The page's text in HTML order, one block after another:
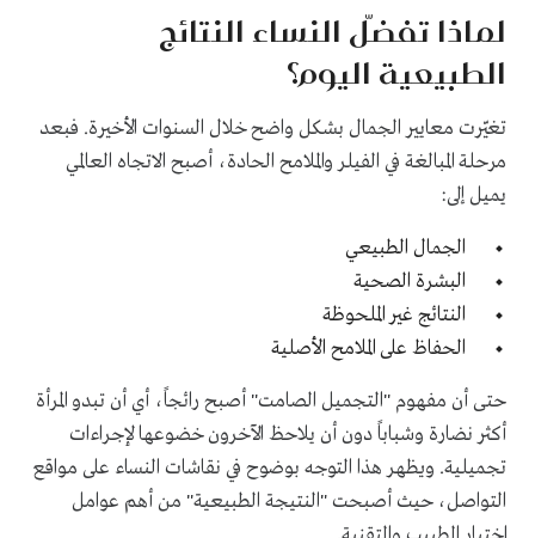
لماذا تفضّل النساء النتائج
الطبيعية اليوم؟
تغيّرت معايير الجمال بشكل واضح خلال السنوات الأخيرة. فبعد
مرحلة المبالغة في الفيلر والملامح الحادة، أصبح الاتجاه العالمي
يميل إلى:
الجمال الطبيعي
البشرة الصحية
النتائج غير الملحوظة
الحفاظ على الملامح الأصلية
حتى أن مفهوم "التجميل الصامت" أصبح رائجاً، أي أن تبدو المرأة
أكثر نضارة وشباباً دون أن يلاحظ الآخرون خضوعها لإجراءات
تجميلية. ويظهر هذا التوجه بوضوح في نقاشات النساء على مواقع
التواصل، حيث أصبحت "النتيجة الطبيعية" من أهم عوامل